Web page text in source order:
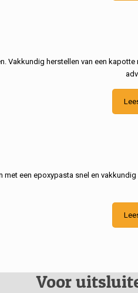
Vakkundig herstellen van een
met een epoxypasta snel en
Voor